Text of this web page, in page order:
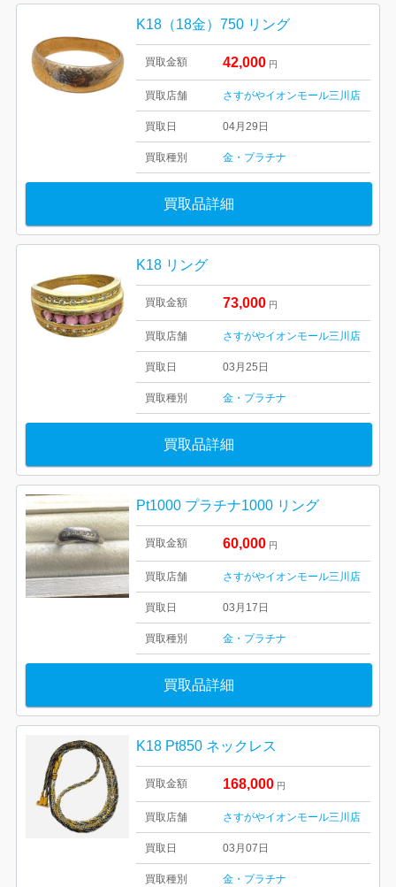
K18（18金）750 リング
買取金額 42,000 円
買取店舗 さすがやイオンモール三川店
買取日 04月29日
買取種別 金・プラチナ
買取品詳細
K18 リング
買取金額 73,000 円
買取店舗 さすがやイオンモール三川店
買取日 03月25日
買取種別 金・プラチナ
買取品詳細
Pt1000 プラチナ1000 リング
買取金額 60,000 円
買取店舗 さすがやイオンモール三川店
買取日 03月17日
買取種別 金・プラチナ
買取品詳細
K18 Pt850 ネックレス
買取金額 168,000 円
買取店舗 さすがやイオンモール三川店
買取日 03月07日
買取種別 金・プラチナ